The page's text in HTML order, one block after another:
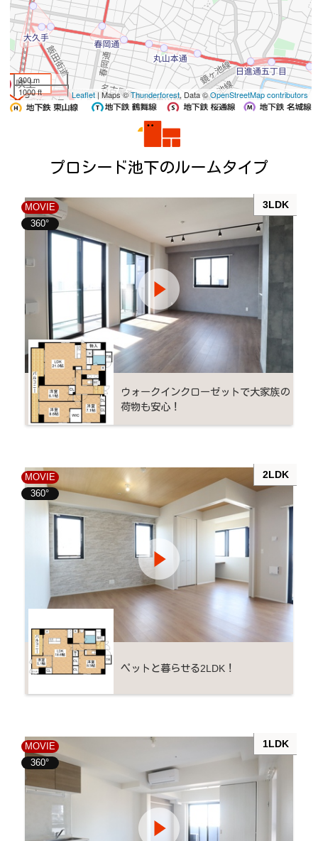
300 m
1000 ft
Leaflet | Maps ©Thunderforest, Data ©OpenStreetMap contributors
プロシード池下のルームタイプ
MOVIE
360°
3LDK
ウォークインクローゼットで大家族の
荷物も安心！
MOVIE
360°
2LDK
ペットと暮らせる2LDK！
MOVIE
360°
1LDK